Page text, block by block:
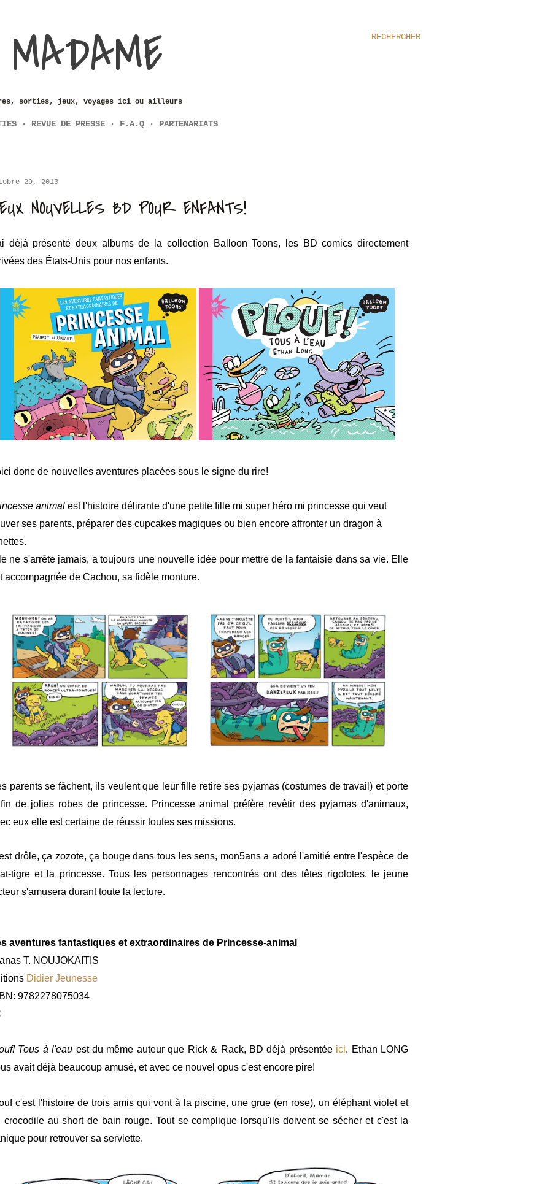
RECHERCHER
sorties, jeux, voyages ici ou ailleurs
REVUE DE PRESSE F.A.Q PARTENARIATS
29, 2013
NOUVELLES BD POUR ENFANTS!
déjà présenté deux albums de la collection Balloon Toons, les BD comics directement
des États-Unis pour nos enfants.
donc de nouvelles aventures placées sous le signe du rire!
animal est l'histoire délirante d'une petite fille mi super héro mi princesse qui veut
ses parents, préparer des cupcakes magiques ou bien encore affronter un dragon à
ne s'arrête jamais, a toujours une nouvelle idée pour mettre de la fantaisie dans sa vie. Elle
accompagnée de Cachou, sa fidèle monture.
parents se fâchent, ils veulent que leur fille retire ses pyjamas (costumes de travail) et porte
de jolies robes de princesse. Princesse animal préfère revêtir des pyjamas d'animaux,
eux elle est certaine de réussir toutes ses missions.
drôle, ça zozote, ça bouge dans tous les sens, mon5ans a adoré l'amitié entre l'espèce de
tigre et la princesse. Tous les personnages rencontrés ont des têtes rigolotes, le jeune
s'amusera durant toute la lecture.
aventures fantastiques et extraordinaires de Princesse-animal
T. NOUJOKAITIS
Didier Jeunesse
9782278075034
Tous à l'eau est du même auteur que Rick & Rack, BD déjà présentée ici. Ethan LONG
avait déjà beaucoup amusé, et avec ce nouvel opus c'est encore pire!
c'est l'histoire de trois amis qui vont à la piscine, une grue (en rose), un éléphant violet et
crocodile au short de bain rouge. Tout se complique lorsqu'ils doivent se sécher et c'est la
pour retrouver sa serviette.